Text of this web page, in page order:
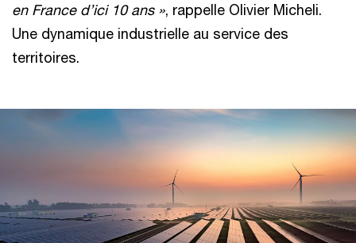
en France d’ici 10 ans », rappelle Olivier Micheli.
Une dynamique industrielle au service des
territoires.